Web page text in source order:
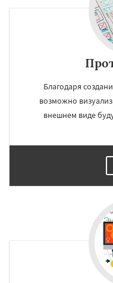
Благодаря
возможно
внешнем виде